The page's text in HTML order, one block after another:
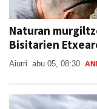
Naturan
Bisitarien
Aiurri abu 05, 08:30